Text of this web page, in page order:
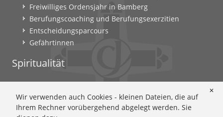
Freiwilliges Ordensjahr in Bamberg
Berufungscoaching und Berufungsexerzitien
Entscheidungsparcours
Gefährtinnen
Spiritualität
Ignatianisch beten: Wie geht das? Eine Anleitung
Ignatianisch und weiblich: Mary Wards Spiritualität
✕
Wir verwenden auch Cookies - kleinen Dateien, die auf
Ihrem Rechner vorübergehend abgelegt werden. Sie